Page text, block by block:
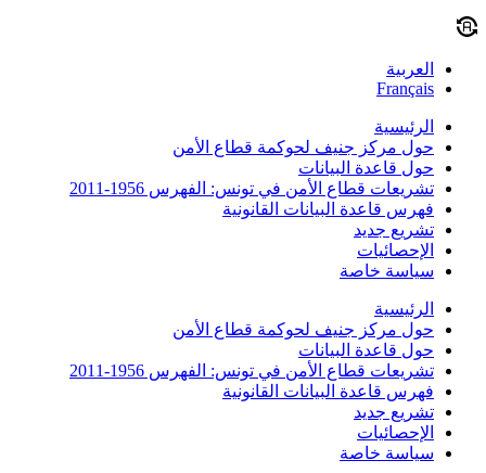
العربية
Français
الرئيسية
حول مركز جنيف لحوكمة قطاع الأمن
حول قاعدة البيانات
تشريعات قطاع الأمن في تونس: الفهرس 1956-2011
فهرس قاعدة البيانات القانونية
تشريع جديد
الإحصائيات
سياسة خاصة
الرئيسية
حول مركز جنيف لحوكمة قطاع الأمن
حول قاعدة البيانات
تشريعات قطاع الأمن في تونس: الفهرس 1956-2011
فهرس قاعدة البيانات القانونية
تشريع جديد
الإحصائيات
سياسة خاصة